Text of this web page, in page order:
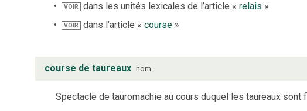
VOIR dans les unités lexicales de l’article «relais »
VOIR dans l’article «course »
course de taureaux nom
Spectacle de tauromachie au cours duquel les taureaux sont